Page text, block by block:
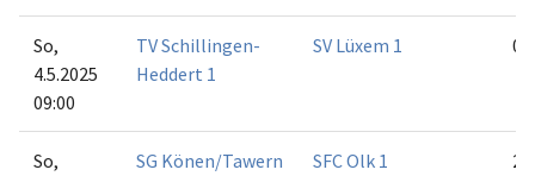
So,
4.5.2025
09:00
TV Schillingen-
Heddert 1
SV Lüxem 1 0:6
So,
SG Könen/Tawern
SFC Olk 1 2:4